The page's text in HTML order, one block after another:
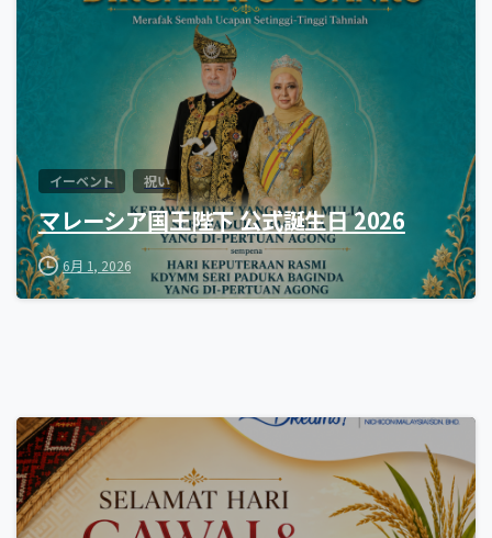
イーベント 祝い
マレーシア国王陛下 公式誕生日 2026
6月 1, 2026
0